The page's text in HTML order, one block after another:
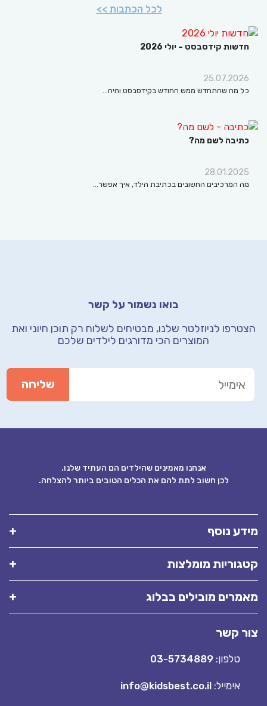
לכל הכתבות >>
חדשות קידסבסט – יולי 2026
25.07.2026
כל מה שהתחדש ממש החודש בקידסבסט והיה…
כתיבה לשם מה?
28.01.2025
מה המרכיבים החשובים בכתיבת הילד, איך אפשר…
בואו נשמור על קשר
הצטרפו לניוזלטר שלנו, מבטיחים לשלוח רק תוכן חיוניואת
המוצרים הכי מדורגים לילדים שלכם
אנחנו מאמינים שהילדים הם העתיד שלנו.
לכן חשוב לתת להם את הכלים הטובים ביותר להצלחה.
נוסף
מומלצות
מובילים בבלוג
קשר
טלפון:03-5734889
אימייל:info@kidsbest.co.il